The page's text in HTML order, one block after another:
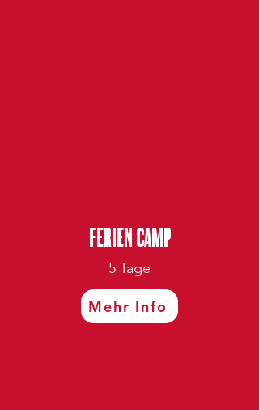
FERIEN CAMP
5 Tage
Mehr Info